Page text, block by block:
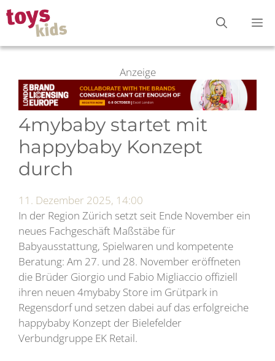
Zum
Inhalt
springen
Anzeige
4mybaby startet mit
happybaby Konzept
durch
11. Dezember 2025, 14:00
In der Region Zürich setzt seit Ende November ein
neues Fachgeschäft Maßstäbe für
Babyausstattung, Spielwaren und kompetente
Beratung: Am 27. und 28. November eröffneten
die Brüder Giorgio und Fabio Migliaccio offiziell
ihren neuen 4mybaby Store im Grütpark in
Regensdorf und setzen dabei auf das erfolgreiche
happybaby Konzept der Bielefelder
Verbundgruppe EK Retail.